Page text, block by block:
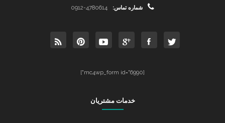
شماره تماس: 0912-4780614
[mc4wp_form id="6990"]
خدمات مشتریان